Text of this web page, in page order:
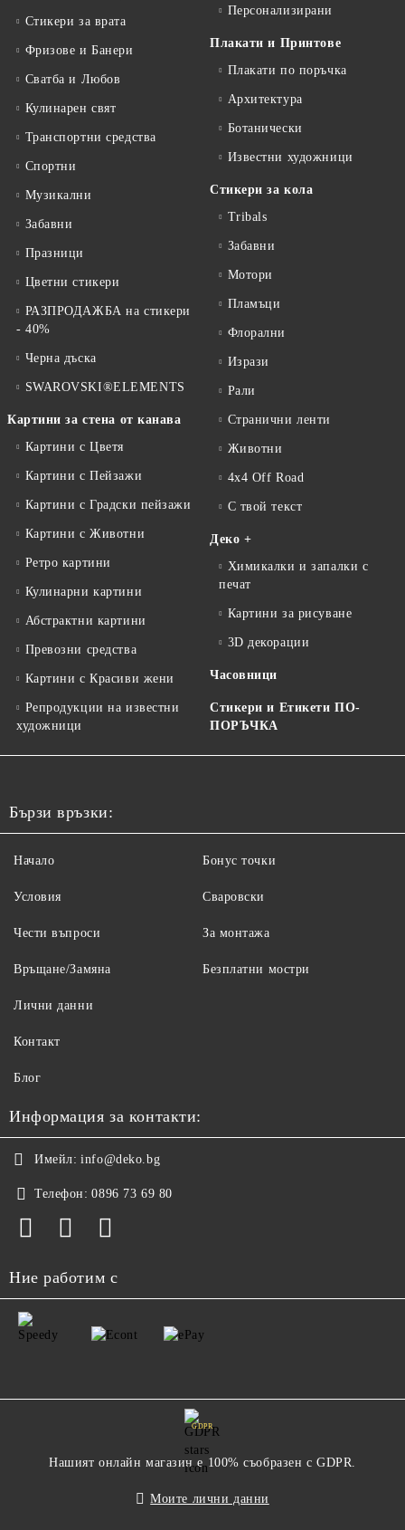
Стикери за врата
Фризове и Банери
Сватба и Любов
Кулинарен свят
Транспортни средства
Спортни
Музикални
Забавни
Празници
Цветни стикери
РАЗПРОДАЖБА на стикери
- 40%
Черна дъска
SWAROVSKI®ELEMENTS
Картини за стена от канава
Картини с Цветя
Картини с Пейзажи
Картини с Градски пейзажи
Картини с Животни
Ретро картини
Кулинарни картини
Абстрактни картини
Превозни средства
Картини с Красиви жени
Репродукции на известни
художници
Персонализирани
Плакати и Принтове
Плакати по поръчка
Архитектура
Ботанически
Известни художници
Стикери за кола
Tribals
Забавни
Мотори
Пламъци
Флорални
Изрази
Рали
Странични ленти
Животни
4x4 Off Road
С твой текст
Деко +
Химикалки и запалки с
печат
Картини за рисуване
3D декорации
Часовници
Стикери и Етикети ПО-
ПОРЪЧКА
Бързи връзки:
Начало
Условия
Чести въпроси
Връщане/Замяна
Бонус точки
Сваровски
За монтажа
Безплатни мостри
Лични данни
Контакт
Блог
Информация за контакти:
Имейл: info@deko.bg
Телефон: 0896 73 69 80
Ние работим с
GDPR
Нашият онлайн магазин е 100% съобразен с GDPR.
Моите лични данни